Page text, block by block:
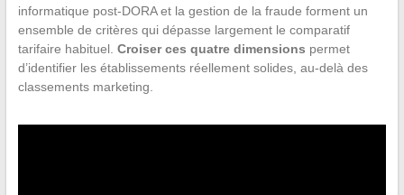
informatique post-DORA et la gestion de la fraude forment un
ensemble de critères qui dépasse largement le comparatif
tarifaire habituel. Croiser ces quatre dimensions permet
d’identifier les établissements réellement solides, au-delà des
classements marketing.